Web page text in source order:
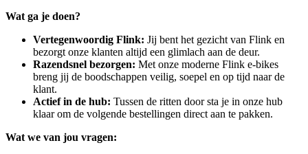
Wat ga je doen?
Vertegenwoordig Flink: Jij bent het gezicht van Flink en
bezorgt onze klanten altijd een glimlach aan de deur.
Razendsnel bezorgen: Met onze moderne Flink e-bikes
breng jij de boodschappen veilig, soepel en op tijd naar de
klant.
Actief in de hub: Tussen de ritten door sta je in onze hub
klaar om de volgende bestellingen direct aan te pakken.
Wat we van jou vragen: